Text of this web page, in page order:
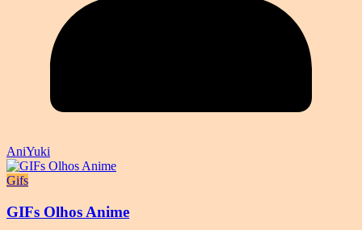
AniYuki
Gifs
GIFs Olhos Anime